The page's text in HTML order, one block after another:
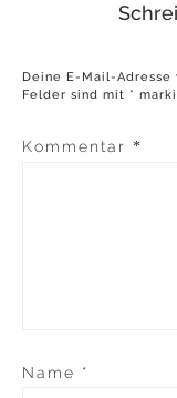
Deine E-Mail-
Felder sind mit *
Kommentar *
Name *